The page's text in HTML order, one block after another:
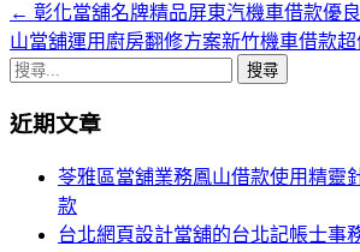
文
章
覽
← 彰化當舖名牌精品屏東汽機車借款優
山當舖運用廚房翻修方案新竹機車借款
搜
關
近期文章
苓雅區當舖業務鳳山借款使用精靈
款
台北網頁設計當舖的台北記帳士事